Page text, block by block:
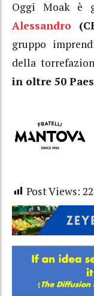
Oggi Moak è
Alessandro
gruppo
della
in oltre 50
Post Views: